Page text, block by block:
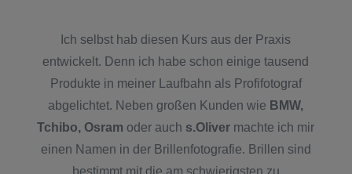
Ich selbst hab diesen Kurs aus der Praxis
entwickelt. Denn ich habe schon einige tausend
Produkte in meiner Laufbahn als Profifotograf
abgelichtet. Neben großen Kunden wie BMW,
Tchibo, Osram oder auch s.Oliver machte ich mir
einen Namen in der Brillenfotografie. Brillen sind